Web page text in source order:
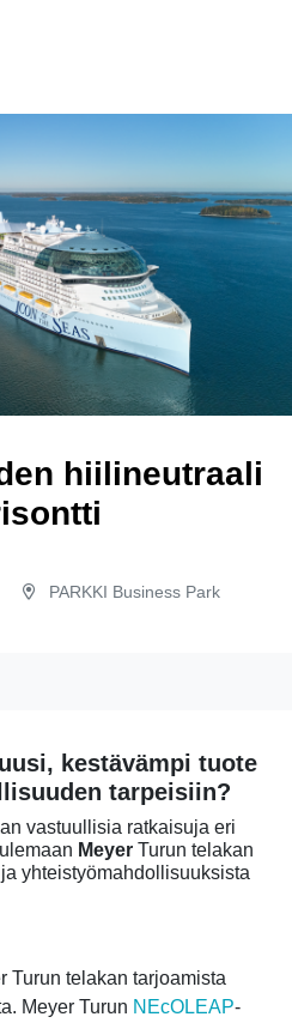
hiilineutraali
PARKKI Business Park
kestävämpi tuote
tarpeisiin?
vastuullisia ratkaisuja eri
Meyer Turun telakan
yhteistyömahdollisuuksista
Turun telakan tarjoamista
Meyer Turun NEcOLEAP-